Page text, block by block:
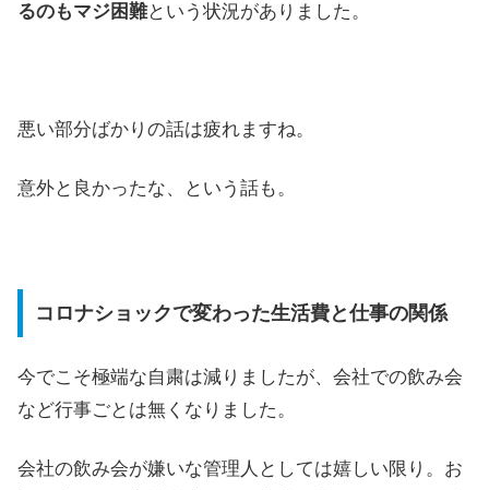
るのもマジ困難という状況がありました。
悪い部分ばかりの話は疲れますね。
意外と良かったな、という話も。
コロナショックで変わった生活費と仕事の関係
今でこそ極端な自粛は減りましたが、会社での飲み会
など行事ごとは無くなりました。
会社の飲み会が嫌いな管理人としては嬉しい限り。お